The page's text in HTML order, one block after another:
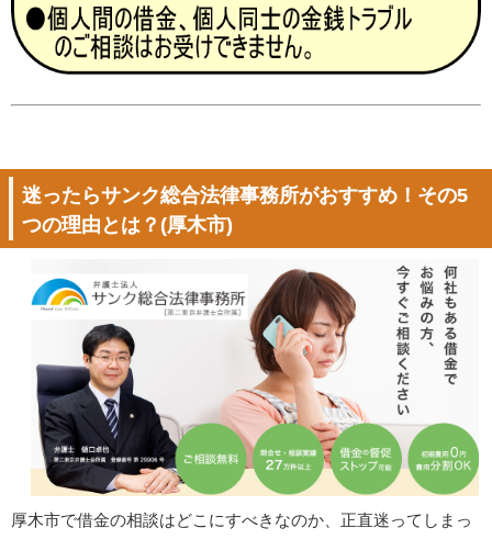
迷ったらサンク総合法律事務所がおすすめ！その5
つの理由とは？(厚木市)
厚木市で借金の相談はどこにすべきなのか、正直迷ってしまっ